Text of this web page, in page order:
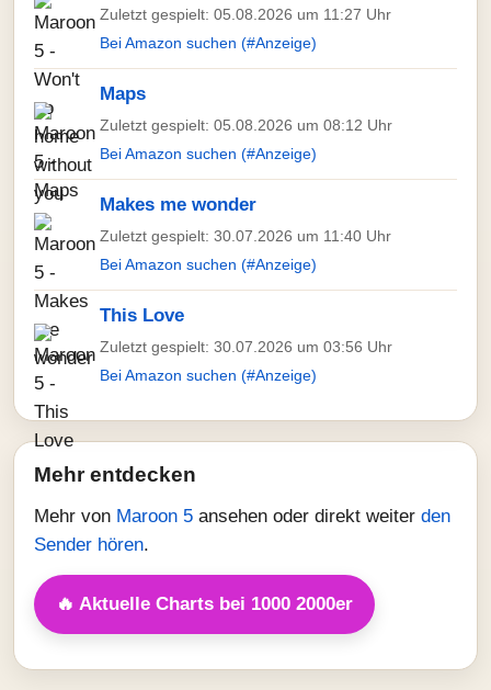
Zuletzt gespielt: 05.08.2026 um 11:27 Uhr
Bei Amazon suchen (#Anzeige)
Maps
Zuletzt gespielt: 05.08.2026 um 08:12 Uhr
Bei Amazon suchen (#Anzeige)
Makes me wonder
Zuletzt gespielt: 30.07.2026 um 11:40 Uhr
Bei Amazon suchen (#Anzeige)
This Love
Zuletzt gespielt: 30.07.2026 um 03:56 Uhr
Bei Amazon suchen (#Anzeige)
Mehr entdecken
Mehr von Maroon 5 ansehen oder direkt weiter den
Sender hören.
🔥 Aktuelle Charts bei 1000 2000er